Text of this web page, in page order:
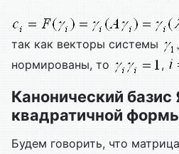
так как векторы системы
нормированы, то
,
Канонический базис
квадратичной
Будем говорить, что матрица